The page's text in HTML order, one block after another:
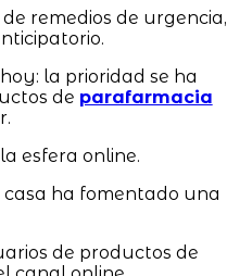
remedios de urgencia,
la prioridad se ha
de parafarmacia
esfera online.
ha fomentado una
de productos de